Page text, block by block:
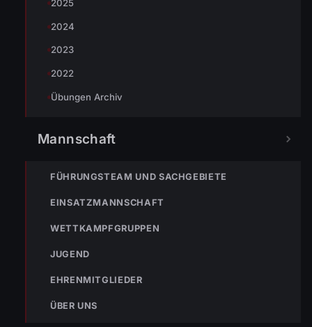
2025
2024
2023
2022
Übungen Archiv
Mannschaft
FÜHRUNGSTEAM UND SACHGEBIETE
EINSATZMANNSCHAFT
WETTKAMPFGRUPPEN
JUGEND
EHRENMITGLIEDER
ÜBER UNS
#Tierrettung